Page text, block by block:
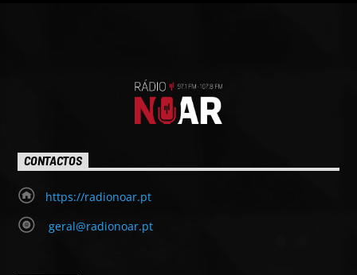
CONTACTOS
https://radionoar.pt
geral@radionoar.pt